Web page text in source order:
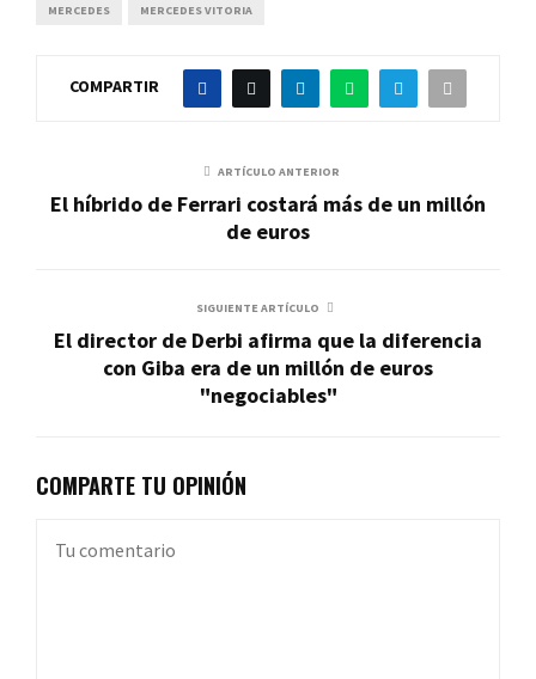
MERCEDES MERCEDES VITORIA
COMPARTIR
ARTÍCULO ANTERIOR
El híbrido de Ferrari costará más de un millón
de euros
SIGUIENTE ARTÍCULO
El director de Derbi afirma que la diferencia
con Giba era de un millón de euros
"negociables"
COMPARTE TU OPINIÓN